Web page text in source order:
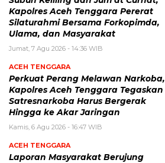
Kapolres Aceh Tenggara Pererat
Silaturahmi Bersama Forkopimda,
Ulama, dan Masyarakat
Jumat, 7 Agu 2026 - 14:36 WIB
ACEH TENGGARA
Perkuat Perang Melawan Narkoba,
Kapolres Aceh Tenggara Tegaskan
Satresnarkoba Harus Bergerak
Hingga ke Akar Jaringan
Kamis, 6 Agu 2026 - 16:47 WIB
ACEH TENGGARA
Laporan Masyarakat Berujung